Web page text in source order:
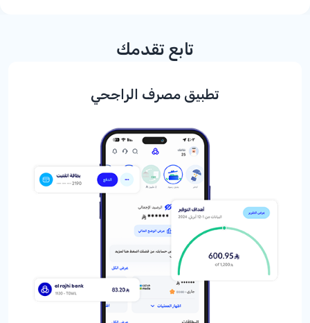
تابع تقدمك
تطبيق مصرف الراجحي